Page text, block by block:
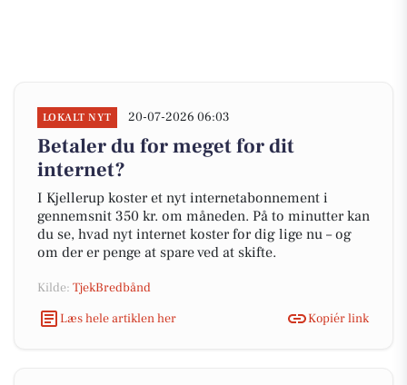
LOKALT NYT 20-07-2026 06:03
Betaler du for meget for dit
internet?
I Kjellerup koster et nyt internetabonnement i
gennemsnit 350 kr. om måneden. På to minutter kan
du se, hvad nyt internet koster for dig lige nu – og
om der er penge at spare ved at skifte.
Kilde: TjekBredbånd
Læs hele artiklen her
Kopiér link